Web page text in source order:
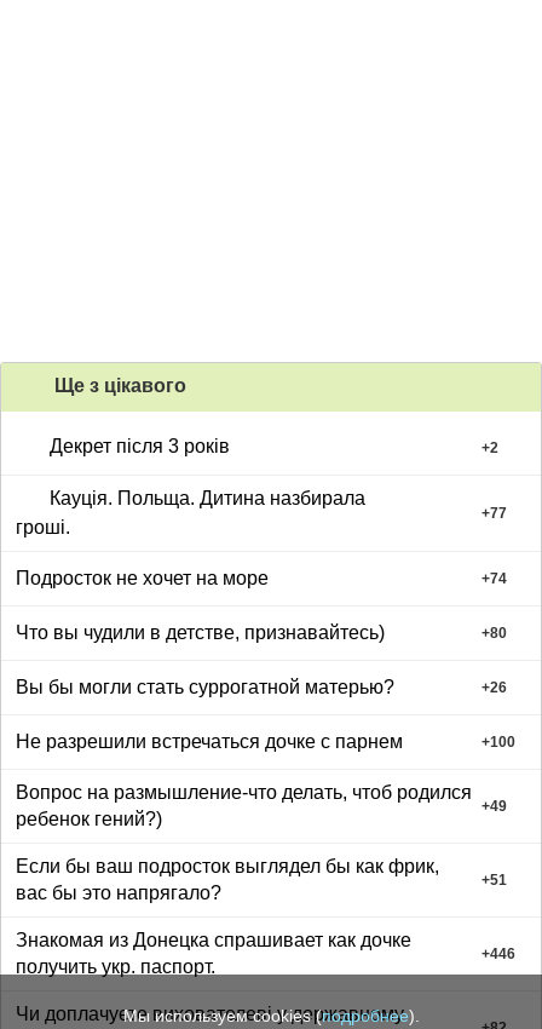
Ще з цiкавого
Декрет після 3 років +2
Кауція. Польща. Дитина назбирала
гроші.
+77
Подросток не хочет на море +74
Что вы чудили в детстве, признавайтесь) +80
Вы бы могли стать суррогатной матерью? +26
Не разрешили встречаться дочке с парнем +100
Вопрос на размышление-что делать, чтоб родился
ребенок гений?)
+49
Если бы ваш подросток выглядел бы как фрик,
вас бы это напрягало?
+51
Знакомая из Донецка спрашивает как дочке
получить укр. паспорт.
+446
Чи доплачуєте вихователеві у державному
Мы используем cookies (подробнее).